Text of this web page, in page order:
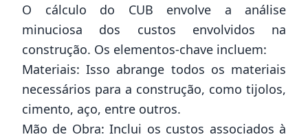
O cálculo do CUB envolve a análise
minuciosa dos custos envolvidos na
construção. Os elementos-chave incluem:
Materiais: Isso abrange todos os materiais
necessários para a construção, como tijolos,
cimento, aço, entre outros.
Mão de Obra: Inclui os custos associados à